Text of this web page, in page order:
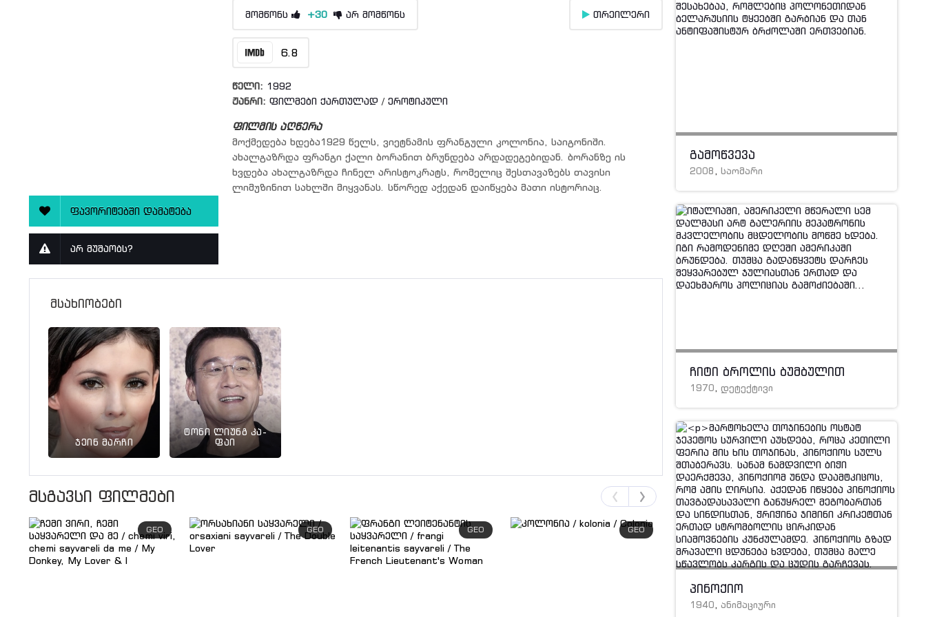
ფავორიტებში დამატება
არ მუშაობს?
მომწონს +30 არ მომწონს თრეილერი
6.8
წელი: 1992
ჟანრი: ფილმები ქართულად / ეროტიკული
ფილმის აღწერა
მოქმედება ხდება1929 წელს, ვიეტნამის ფრანგული კოლონია, საიგონიში.
ახალგაზრდა ფრანგი ქალი ბორანით ბრუნდება არდადეგებიდან. ბორანზე ის
ხვდება ახალგაზრდა ჩინელ არისტოკრატს, რომელიც შესთავაზებს თავისი
ლიმუზინით სახლში მიყვანას. სწორედ აქედან დაიწყება მათი ისტორიაც.
მსახიობები
ჯეინ მარჩი
ტონი ლიუნგ კა-
ფაი
მსგავსი ფილმები
GEO GEO GEO GEO GEO
გამოწვევა
2008, საომარი
ჩიტი ბროლის ბუმბულით
1970, დეტექტივი
პინოქიო
1940, ანიმაციური